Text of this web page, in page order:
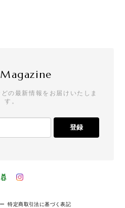
の最新情報をお届けいたしま
す。
登録
特定商取引法に基づく表記